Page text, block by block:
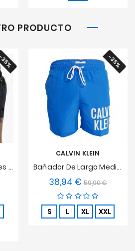
PRODUCTO
Harry Shiny Pantalones Cortos De Baño Negros
-35%
CALVIN KLEIN
Bañador De Largo Medio Con Cordón Calvin Klein Intense Power - Azul
38,94 € Precio
base
59,90 €Precio
S L XL XXL